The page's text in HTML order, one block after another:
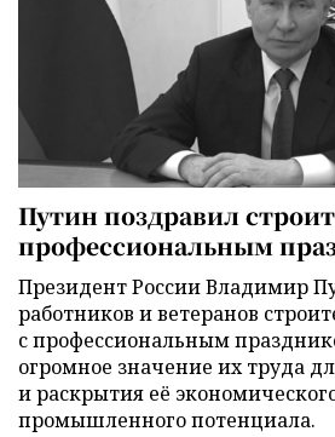
Путин поздравил
профессиональным
Президент России Владимир
работников и ветеранов
с профессиональным
огромное значение их труда
и раскрытия её
промышленного потенциала.